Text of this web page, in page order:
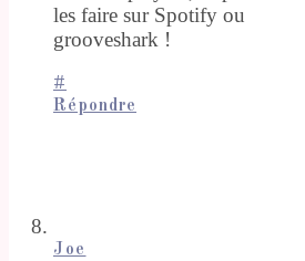
les faire sur Spotify ou
grooveshark !
#
Répondre
Joe